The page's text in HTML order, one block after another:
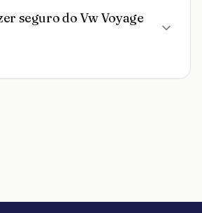
seguro do Vw Voyage